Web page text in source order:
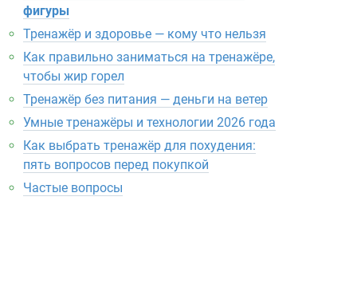
фигуры
Тренажёр и здоровье — кому что нельзя
Как правильно заниматься на тренажёре,
чтобы жир горел
Тренажёр без питания — деньги на ветер
Умные тренажёры и технологии 2026 года
Как выбрать тренажёр для похудения:
пять вопросов перед покупкой
Частые вопросы